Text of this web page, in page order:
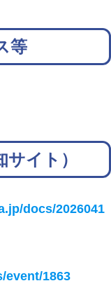
等
イト）
docs/2026041
event/1863